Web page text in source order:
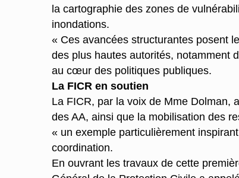
la cartographie des zones de
inondations.
« Ces avancées structurantes posent
des plus hautes autorités, notamment
au cœur des politiques publiques.
La FICR en soutien
La FICR, par la voix de Mme Dolman,
des AA, ainsi que la mobilisation des
« un exemple particulièrement
coordination.
En ouvrant les travaux de cette